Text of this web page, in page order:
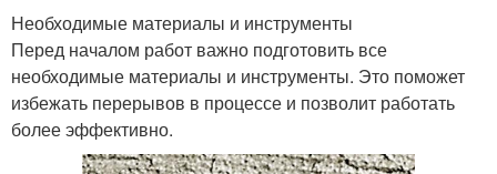
Необходимые материалы и инструменты
Перед началом работ важно подготовить все
необходимые материалы и инструменты. Это поможет
избежать перерывов в процессе и позволит работать
более эффективно.